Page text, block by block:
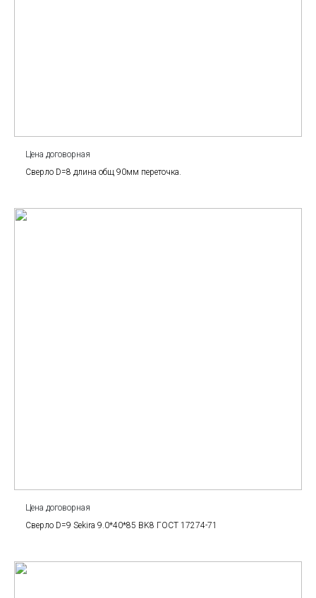
Цена договорная
Сверло D=8 длина общ 90мм переточка.
Цена договорная
Сверло D=9 Sekira 9.0*40*85 BK8 ГОСТ 17274-71